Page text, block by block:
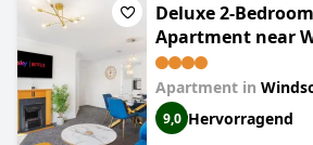
Deluxe 2-
Apartment near
M4 - Free Parking
Apartment in
9,0 Hervorragend